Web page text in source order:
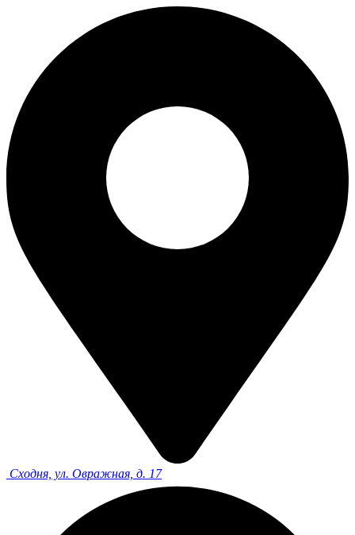
Сходня, ул. Овражная, д. 17